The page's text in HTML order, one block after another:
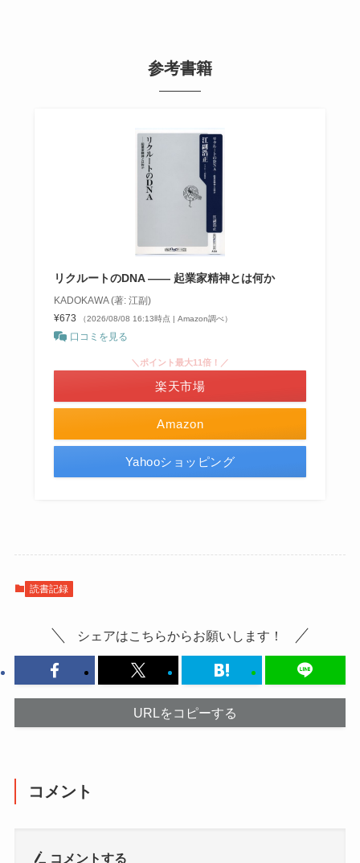
参考書籍
リクルートのDNA —— 起業家精神とは何か
KADOKAWA (著: 江副)
¥673
（2026/08/08 16:13時点 | Amazon調べ）
口コミを見る
Amazon
＼ポイント最大11倍！／
楽天市場
Yahooショッピング
読書記録
シェアはこちらからお願いします！
URLをコピーする
コメント
コメントする